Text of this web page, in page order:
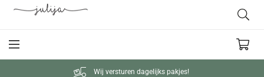
Wij versturen dagelijks pakjes!